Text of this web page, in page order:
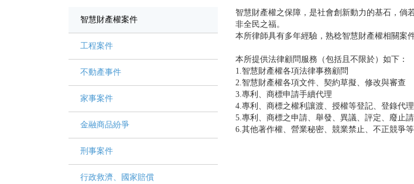
智慧財產權案件
工程案件
不動產事件
家事案件
金融商品紛爭
刑事案件
行政救濟、國家賠償
智慧財產權之保障，是社會創新動力的基石，倘
非全民之福。
本所律師具有多年經驗，熟稔智慧財產權相關案
本所提供法律顧問服務（包括且不限於）如下：
1.智慧財產權各項法律事務顧問
2.智慧財產權各項文件、契約草擬、修改與審查
3.專利、商標申請手續代理
4.專利、商標之權利讓渡、授權等登記、登錄代理
5.專利、商標之申請、舉發、異議、評定、廢止
6.其他著作權、營業秘密、競業禁止、不正競爭